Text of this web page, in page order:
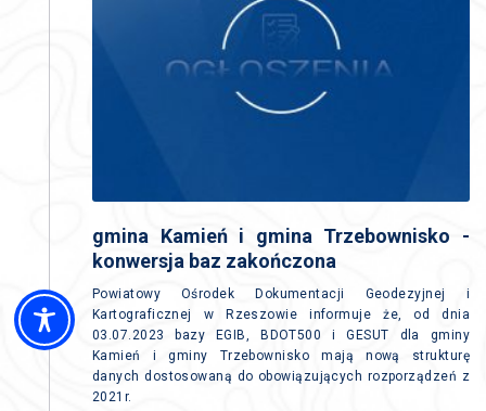
gmina Kamień i gmina Trzebownisko -
konwersja baz zakończona
Powiatowy Ośrodek Dokumentacji Geodezyjnej i
Kartograficznej w Rzeszowie informuje że, od dnia
03.07.2023 bazy EGIB, BDOT500 i GESUT dla gminy
Kamień i gminy Trzebownisko mają nową strukturę
danych dostosowaną do obowiązujących rozporządzeń z
2021r.